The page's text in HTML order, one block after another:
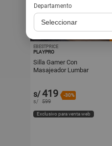
EBESTPRICE
PLAYPRO
Silla Gamer Con
Masajeador Lumbar
s/419 -30%
s/ 599
Exclusivo para venta web
Departamento